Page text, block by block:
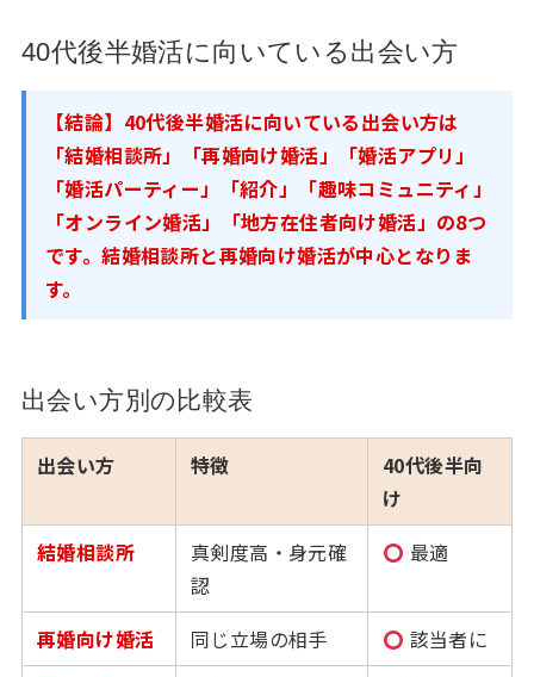
40代後半婚活に向いている出会い方
【結論】40代後半婚活に向いている出会い方は
「結婚相談所」「再婚向け婚活」「婚活アプリ」
「婚活パーティー」「紹介」「趣味コミュニティ」
「オンライン婚活」「地方在住者向け婚活」の8つ
です。結婚相談所と再婚向け婚活が中心となりま
す。
出会い方別の比較表
出会い方 特徴
40代後半向
け
結婚相談所
真剣度高・身元確
認
最適
再婚向け婚活 同じ立場の相手
該当者に